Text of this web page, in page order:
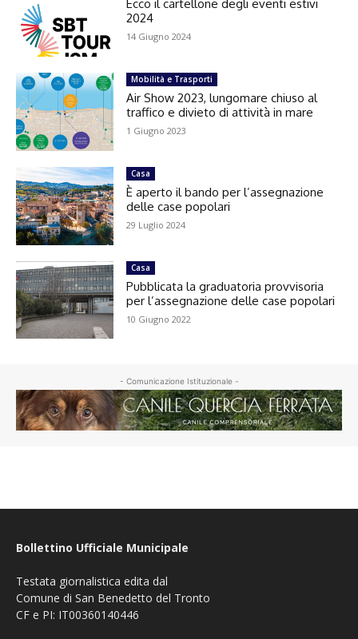
Ecco il cartellone degli eventi estivi
2024
14 Giugno 2024
Mobilità e Trasporti
Air Show 2023, lungomare chiuso al
traffico e divieto di attività in mare
1 Giugno 2023
Casa
È aperto il bando per l’assegnazione
delle case popolari
29 Luglio 2024
Casa
Pubblicata la graduatoria provvisoria
per l’assegnazione delle case popolari
10 Giugno 2022
- Comunicazione Istituzionale -
Bollettino Ufficiale Municipale
Testata giornalistica edita dal
Comune di San Benedetto del Tronto
CF e PI: IT00360140446